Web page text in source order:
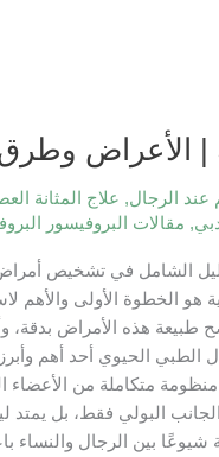
الأعراض
عند الرجال, علاج المثانة
, مقالات البروفيسور
في تشخيص أمراض
هو الخطوة الأولى والأهم
طبيعة هذه الأمراض
الطبي الحيوي أحد أهم
متكاملة من الأعضاء
الجانب البولي فقط، بل
بين الرجال والنساء